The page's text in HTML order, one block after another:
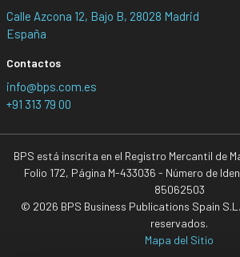
Calle Azcona 12, Bajo B, 28028 Madrid
España
Contactos
info@bps.com.es
+91 313 79 00
BPS está inscrita en el Registro Mercantil de
Folio 172, Página M-433036 - Número de
85062503
© 2026 BPS Business Publications Spain
reservados.
Mapa del Sitio